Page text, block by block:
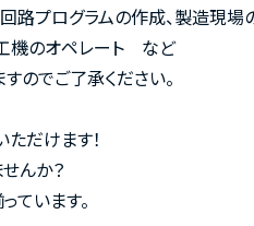
回路プログラムの作成、製造現
機のオペレート など
のでご了承ください。
だけます！
んか？
ています。